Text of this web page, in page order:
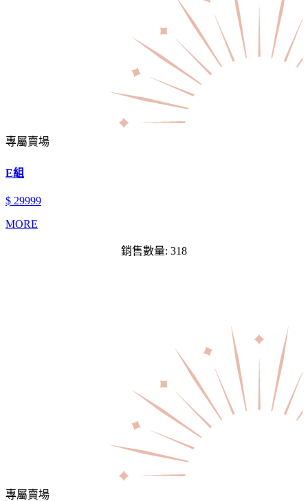
專屬賣場
E組
$ 29999
MORE
銷售數量: 318
專屬賣場